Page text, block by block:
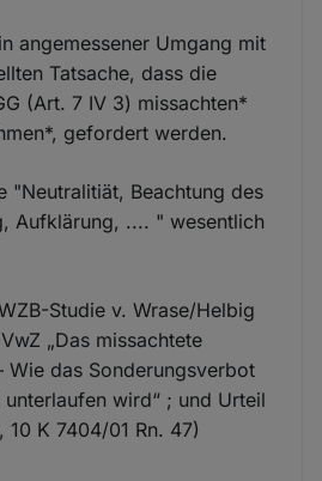
angemessener Umgang mit
Tatsache, dass die
(Art. 7 IV 3) missachten*
gefordert werden.
"Neutralitiät, Beachtung des
Aufklärung, .... " wesentlich
Studie v. Wrase/Helbig
„Das missachtete
Wie das Sonderungsverbot
wird“ ; und Urteil
10 K 7404/01 Rn. 47)